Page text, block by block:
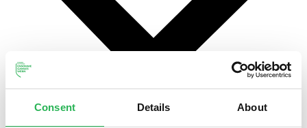
Consent Details About